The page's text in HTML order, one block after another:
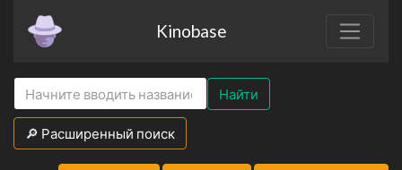
Kinobase
Найти
🔎 Расширенный поиск